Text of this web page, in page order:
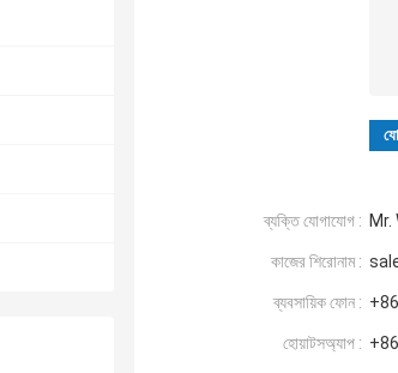
ব্যক্তি যোগাযোগ : Mr.
কাজের শিরোনাম :
ব্যবসায়িক ফোন :
হোয়াটসঅ্যাপ :